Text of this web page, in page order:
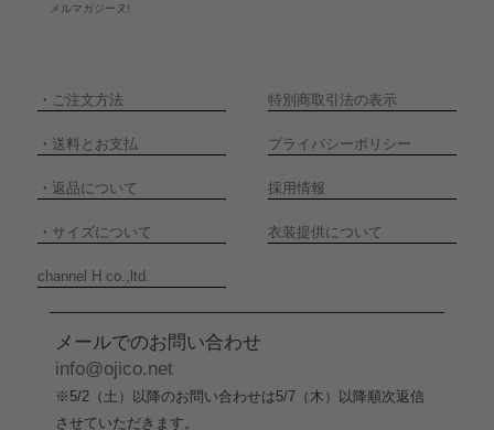
メルマガジーヌ!
・ ご注文方法 特別商取引法の表示
・ 送料とお支払 プライバシーポリシー
・ 返品について 採用情報
・ サイズについて 衣装提供について
channel H co.,ltd.
メールでのお問い合わせ
info@ojico.net
※5/2（土）以降のお問い合わせは5/7（木）以降順次返信
させていただきます。